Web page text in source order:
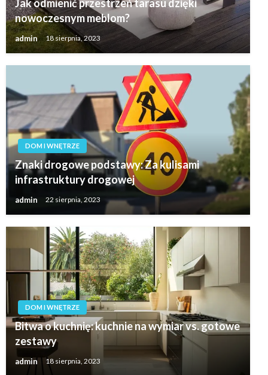
Jak odmienić przestrzeń tarasu dzięki
nowoczesnym meblom?
admin 18 sierpnia, 2023
DOM I WNĘTRZE
Znaki drogowe podstawy: Za kulisami
infrastruktury drogowej
admin 22 sierpnia, 2023
DOM I WNĘTRZE
Bitwa o kuchnię: kuchnie na wymiar vs. gotowe
zestawy
admin 18 sierpnia, 2023